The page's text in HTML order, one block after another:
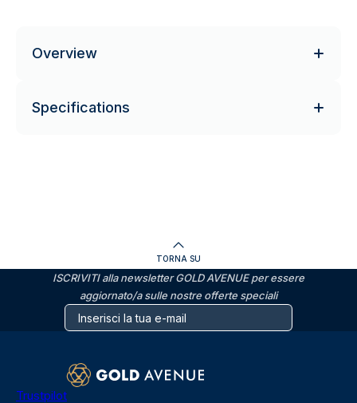
Overview
Specifications
TORNA SU
ISCRIVITI alla newsletter GOLD AVENUE per essere
aggiornato/a sulle nostre offerte speciali
Trustpilot